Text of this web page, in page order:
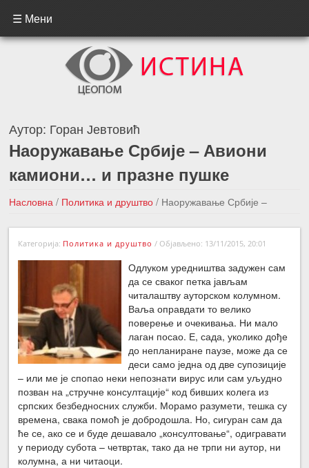
☰ Мени
Аутор: Горан Јевтовић
Наоружавање Србије – Авиони
камиони… и празне пушке
Насловна / Политика и друштво / Наоружавање Србије –
Авиони камиони… и празне пушке
←Претходна вест
Следећа вест →
Категорија: Политика и друштво / Објављено: 13/11/2015, 20:01
Одлуком уредништва задужен сам
да се сваког петка јављам
читалаштву ауторском колумном.
Ваља оправдати то велико
поверење и очекивања. Ни мало
лаган посао. Е, сада, уколико дође
до непланиране паузе, може да се
деси само једна од две супозиције
– или ме је спопао неки непознати вирус или сам уљудно
позван на „стручне консултације“ код бивших колега из
српских безбедносних служби. Морамо разумети, тешка су
времена, свака помоћ је добродошла. Но, сигуран сам да
ће се, ако се и буде дешавало „консултовање“, одигравати
у периоду субота – четвртак, тако да не трпи ни аутор, ни
колумна, а ни читаоци.